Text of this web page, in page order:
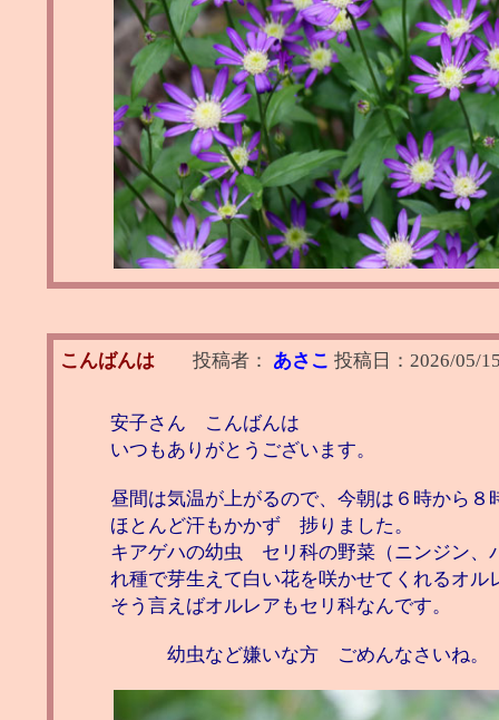
こんばんは 投稿者： あさこ 投稿日： 2026/05/
安子さん こんばんは
いつもありがとうございます。
昼間は気温が上がるので、今朝は６時から８
ほとんど汗もかかず 捗りました。
キアゲハの幼虫 セリ科の野菜（ニンジン、
れ種で芽生えて白い花を咲かせてくれるオ
そう言えばオルレアもセリ科なんです。
幼虫など嫌いな方 ごめんなさいね。